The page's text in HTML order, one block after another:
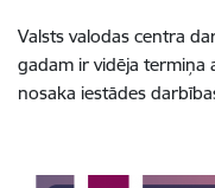
Valsts valodas centra
gadam ir vidēja termiņa
nosaka iestādes